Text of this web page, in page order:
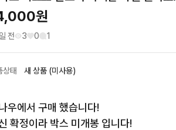
원
전 3 0 1
상태 새 상품 (미사용)
우에서 구매 했습니다!
확정이라 박스 미개봉 입니다!